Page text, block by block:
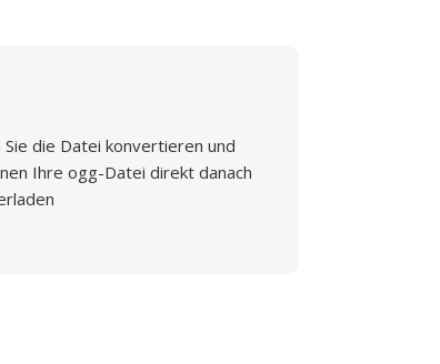
Sie die Datei konvertieren und
Ihre ogg-Datei direkt danach